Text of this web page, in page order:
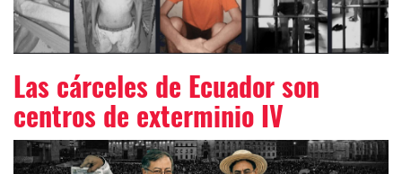
Las cárceles de Ecuador son
centros de exterminio IV